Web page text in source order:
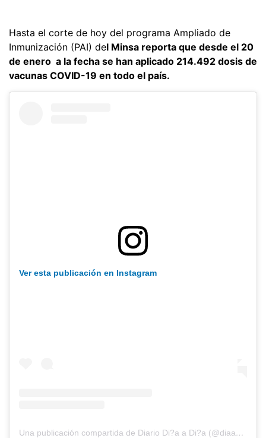
Hasta el corte de hoy del programa Ampliado de
Inmunización (PAI) del Minsa reporta que desde el 20
de enero a la fecha se han aplicado 214.492 dosis de
vacunas COVID-19 en todo el país.
Ver esta publicación en Instagram
Una publicación compartida de Diario Di?a a Di?a (@diaadiapa)